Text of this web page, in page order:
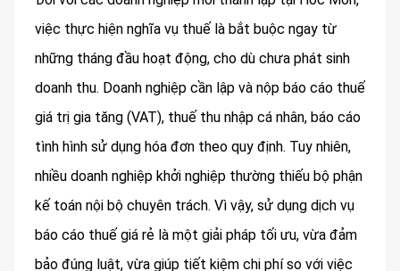
việc thực hiện nghĩa vụ thuế là bắt buộc ngay từ
những tháng đầu hoạt động, cho dù chưa phát sinh
doanh thu. Doanh nghiệp cần lập và nộp báo cáo thuế
giá trị gia tăng (VAT), thuế thu nhập cá nhân, báo cáo
tình hình sử dụng hóa đơn theo quy định. Tuy nhiên,
nhiều doanh nghiệp khởi nghiệp thường thiếu bộ phận
kế toán nội bộ chuyên trách. Vì vậy, sử dụng dịch vụ
báo cáo thuế giá rẻ là một giải pháp tối ưu, vừa đảm
bảo đúng luật, vừa giúp tiết kiệm chi phí so với việc